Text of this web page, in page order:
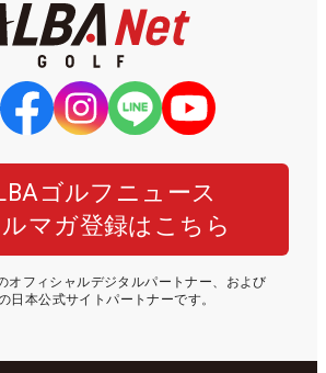
ゴルフニュース
マガ登録はこちら
オフィシャルデジタルパートナー、および
日本公式サイトパートナーです。